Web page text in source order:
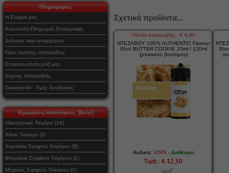
Πληροφορίες
Η Εταιρία μας
Αποστολή-Πληρωμές-Επιστροφές
Δήλωση περί απορρήτου
Όροι Χρήσης Ιστοσελίδας
Επικοινωνήστε μαζί μας
Χάρτης Ιστοσελίδας
Συνεργασία - Τιμές Χονδρικής
Ερωτήσεις-Απαντήσεις [δείτε]
Ηλεκτρονικό Τσιγάρο (16)
Αδεια Τσιγάρα (3)
Χαρτάκια Στριφτού Τσιγάρου (9)
Φιλτράκια Στριφτού Τσιγάρου (2)
Μηχανές Στριφτού Τσιγάρου (1)
Σχετικά προϊόντα...
Πόντοι Ανταμοιβής : € 0,90
ΝΤΕΖΑΒΟΥ 100% AUTHENTIC Flavour
Shot BUTTER COOKIE 20ml / 120ml
(μπισκότο βουτύρου)
Κωδικός: 51975- Διαθέσιμο
Τιμή : € 12,50